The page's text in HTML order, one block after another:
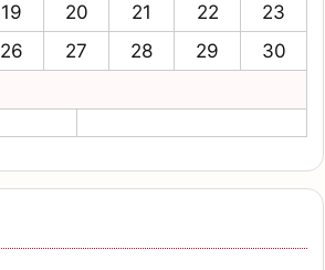
19 20 21 22
23
26 27 28 29
30